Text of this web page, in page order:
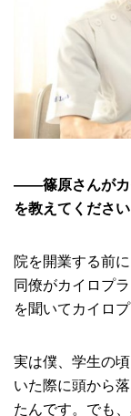
――篠原さんがカ
を教えてください
院を開業する前
同僚がカイロプ
を聞いてカイロ
実は僕、学生の
いた際に頭から
たんです。でも